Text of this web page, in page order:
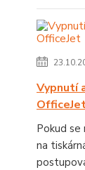
Vypnutí
Pokud
na